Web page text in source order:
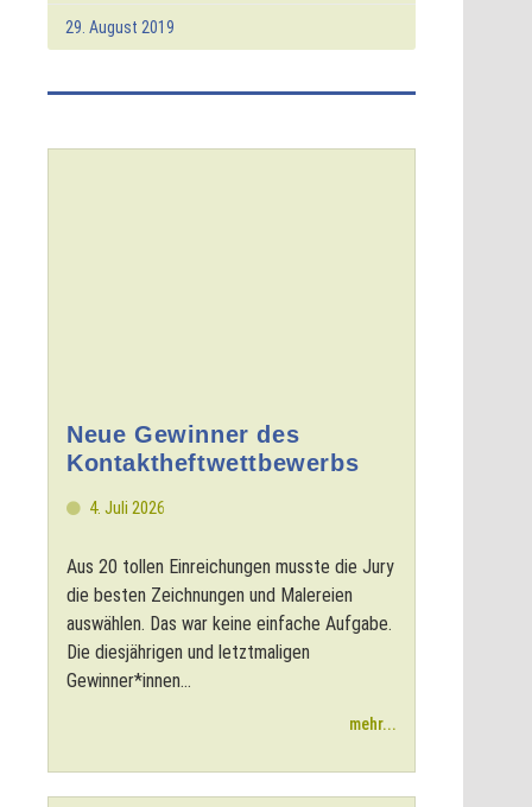
29. August 2019
Neue Gewinner des
Kontaktheftwettbewerbs
4. Juli 2026
Aus 20 tollen Einreichungen musste die Jury
die besten Zeichnungen und Malereien
auswählen. Das war keine einfache Aufgabe.
Die diesjährigen und letztmaligen
Gewinner*innen...
mehr...